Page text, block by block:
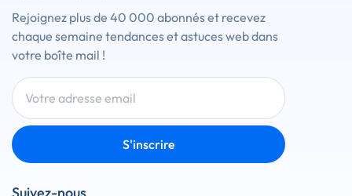
Rejoignez plus de 40 000 abonnés et recevez
chaque semaine tendances et astuces web dans
votre boîte mail !
S'inscrire